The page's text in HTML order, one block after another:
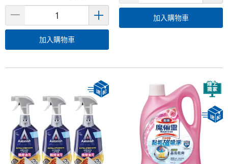
加入購物車
加入購物車